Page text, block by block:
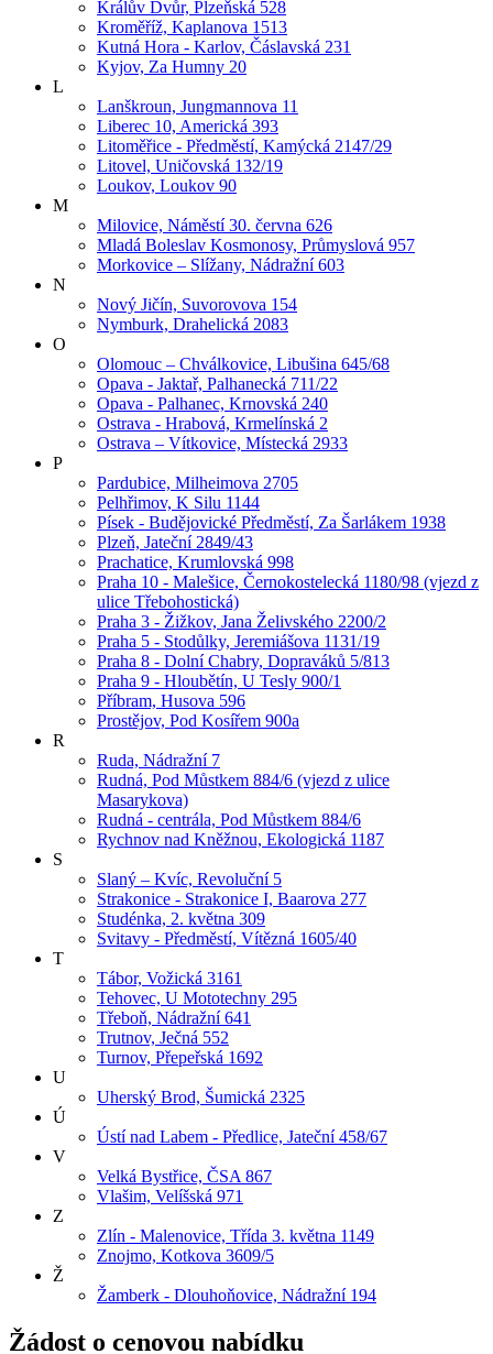
Králův Dvůr, Plzeňská 528
Kroměříž, Kaplanova 1513
Kutná Hora - Karlov, Čáslavská 231
Kyjov, Za Humny 20
L
Lanškroun, Jungmannova 11
Liberec 10, Americká 393
Litoměřice - Předměstí, Kamýcká 2147/29
Litovel, Uničovská 132/19
Loukov, Loukov 90
M
Milovice, Náměstí 30. června 626
Mladá Boleslav Kosmonosy, Průmyslová 957
Morkovice – Slížany, Nádražní 603
N
Nový Jičín, Suvorovova 154
Nymburk, Drahelická 2083
O
Olomouc – Chválkovice, Libušina 645/68
Opava - Jaktař, Palhanecká 711/22
Opava - Palhanec, Krnovská 240
Ostrava - Hrabová, Krmelínská 2
Ostrava – Vítkovice, Místecká 2933
P
Pardubice, Milheimova 2705
Pelhřimov, K Silu 1144
Písek - Budějovické Předměstí, Za Šarlákem 1938
Plzeň, Jateční 2849/43
Prachatice, Krumlovská 998
Praha 10 - Malešice, Černokostelecká 1180/98 (vjezd z
ulice Třebohostická)
Praha 3 - Žižkov, Jana Želivského 2200/2
Praha 5 - Stodůlky, Jeremiášova 1131/19
Praha 8 - Dolní Chabry, Dopraváků 5/813
Praha 9 - Hloubětín, U Tesly 900/1
Příbram, Husova 596
Prostějov, Pod Kosířem 900a
R
Ruda, Nádražní 7
Rudná, Pod Můstkem 884/6 (vjezd z ulice
Masarykova)
Rudná - centrála, Pod Můstkem 884/6
Rychnov nad Kněžnou, Ekologická 1187
S
Slaný – Kvíc, Revoluční 5
Strakonice - Strakonice I, Baarova 277
Studénka, 2. května 309
Svitavy - Předměstí, Vítězná 1605/40
T
Tábor, Vožická 3161
Tehovec, U Mototechny 295
Třeboň, Nádražní 641
Trutnov, Ječná 552
Turnov, Přepeřská 1692
U
Uherský Brod, Šumická 2325
Ú
Ústí nad Labem - Předlice, Jateční 458/67
V
Velká Bystřice, ČSA 867
Vlašim, Velíšská 971
Z
Zlín - Malenovice, Třída 3. května 1149
Znojmo, Kotkova 3609/5
Ž
Žamberk - Dlouhoňovice, Nádražní 194
Žádost o cenovou nabídku